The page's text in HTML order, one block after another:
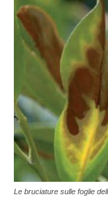
Le bruciature sulle foglie